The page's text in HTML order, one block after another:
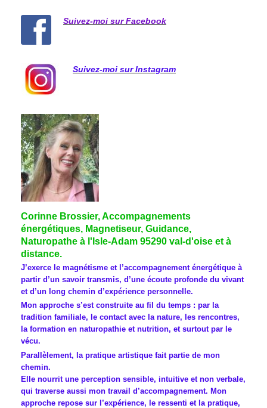
Suivez-moi sur Facebook
Suivez-moi sur Instagram
Corinne Brossier, Accompagnements
énergétiques, Magnetiseur, Guidance,
Naturopathe à l'Isle-Adam 95290 val-d'oise et à
distance.
J’exerce le magnétisme et l’accompagnement énergétique à
partir d’un savoir transmis, d’une écoute profonde du vivant
et d’un long chemin d’expérience personnelle.
Mon approche s’est construite au fil du temps : par la
tradition familiale, le contact avec la nature, les rencontres,
la formation en naturopathie et nutrition, et surtout par le
vécu.
Parallèlement, la pratique artistique fait partie de mon
chemin.
Elle nourrit une perception sensible, intuitive et non verbale,
qui traverse aussi mon travail d’accompagnement. Mon
approche repose sur l’expérience, le ressenti et la pratique,